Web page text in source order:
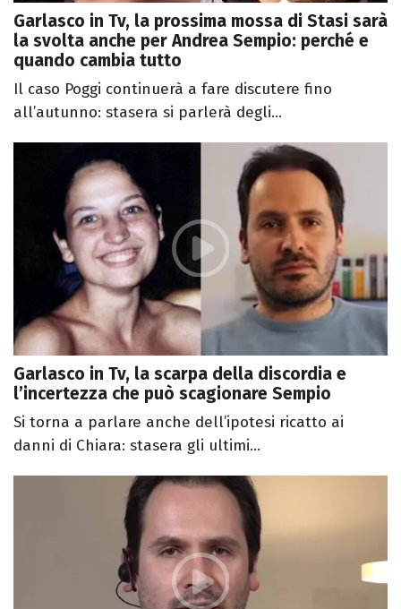
Garlasco in Tv, la prossima mossa di Stasi sarà
la svolta anche per Andrea Sempio: perché e
quando cambia tutto
Il caso Poggi continuerà a fare discutere fino
all’autunno: stasera si parlerà degli...
Garlasco in Tv, la scarpa della discordia e
l’incertezza che può scagionare Sempio
Si torna a parlare anche dell’ipotesi ricatto ai
danni di Chiara: stasera gli ultimi...